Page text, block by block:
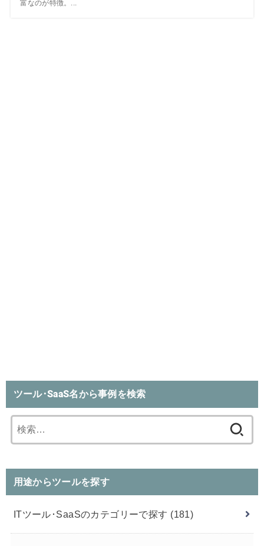
富なのが特徴。...
ツール･SaaS名から事例を検索
索:
用途からツールを探す
ITツール･SaaSのカテゴリーで探す (181)